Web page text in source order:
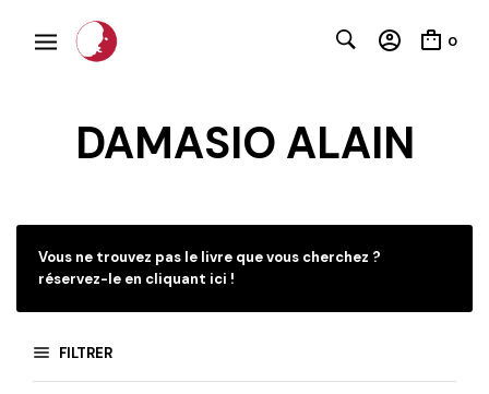
0
DAMASIO ALAIN
Vous ne trouvez pas le livre que vous cherchez ?
réservez-le en cliquant ici !
FILTRER